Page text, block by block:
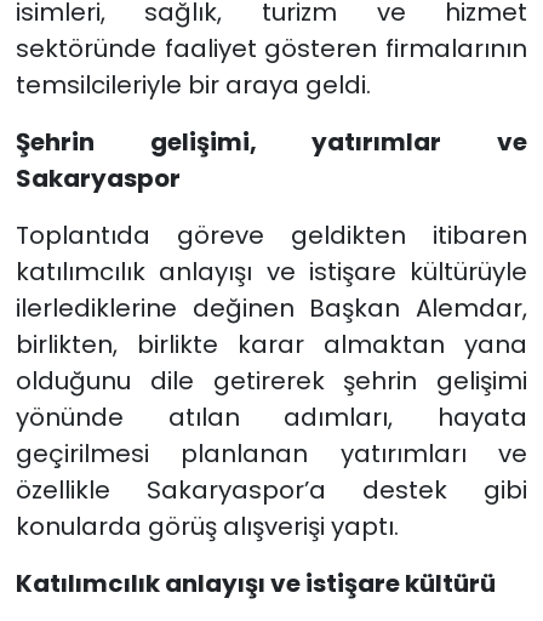
isimleri, sağlık, turizm ve hizmet
sektöründe faaliyet gösteren firmalarının
temsilcileriyle bir araya geldi.
Şehrin gelişimi, yatırımlar ve
Sakaryaspor
Toplantıda göreve geldikten itibaren
katılımcılık anlayışı ve istişare kültürüyle
ilerlediklerine değinen Başkan Alemdar,
birlikten, birlikte karar almaktan yana
olduğunu dile getirerek şehrin gelişimi
yönünde atılan adımları, hayata
geçirilmesi planlanan yatırımları ve
özellikle Sakaryaspor’a destek gibi
konularda görüş alışverişi yaptı.
Katılımcılık anlayışı ve istişare kültürü